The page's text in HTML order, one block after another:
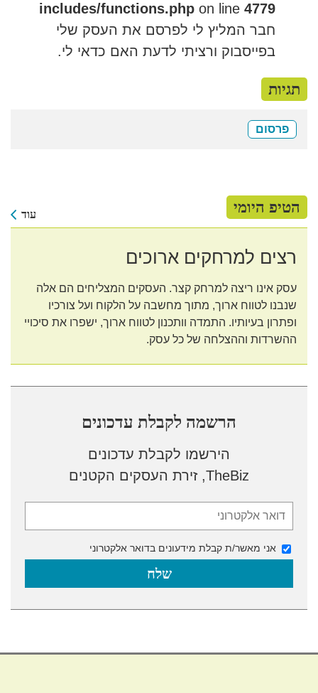
includes/functions.php on line 4779
חבר המליץ לי לפרסם את העסק שלי
בפייסבוק ורציתי לדעת האם כדאי לי.
תגיות
פרסום
הטיפ היומי עוד
רצים למרחקים ארוכים
עסק אינו ריצה למרחק קצר. העסקים המצליחים הם אלה
שנבנו לטווח ארוך, מתוך מחשבה על הלקוח ועל צורכיו
ופתרון בעיותיו. התמדה וותכנון לטווח ארוך, ישפרו את סיכויי
ההשרדות וההצלחה של כל עסק.
הרשמה לקבלת עדכונים
הירשמו לקבלת עדכונים
TheBiz, זירת העסקים הקטנים
אני מאשר/ת קבלת מידעונים בדואר אלקטרוני